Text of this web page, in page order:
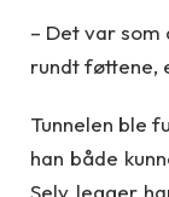
– Det var
rundt føttene,
Tunnelen ble
han både